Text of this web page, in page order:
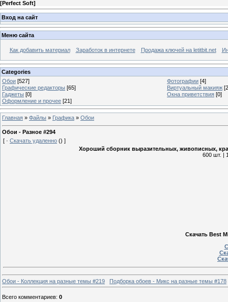
[Perfect Soft]
Вход на сайт
Меню сайта
Как добавить материал Заработок в интернете Продажа ключей на letitbit.net
Categories
Обои [527] Фотографии [4]
Графические редакторы [65] Виртуальный макияж
Гаджеты [0] Окна приветствия [0]
Оформление и прочее [21]
Главная » Файлы » Графика » Обои
Обои - Разное #294
[ · Скачать удаленно () ]
Хороший сборник выразительных, живописных,
600 шт. |
Скачать Best
Обои - Коллекция на разные темы #219 Подборка обоев - Микс на разные темы #178
Всего комментариев: 0